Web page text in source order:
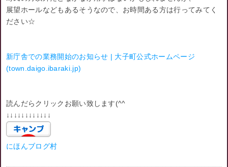
展望ホールなどもあるそうなので、お時間ある方は行ってみてく
ださい☆
新庁舎での業務開始のお知らせ | 大子町公式ホームページ
(town.daigo.ibaraki.jp)
読んだらクリックお願い致します(^^ゞ
↓↓↓↓↓↓↓↓↓↓↓↓
にほんブログ村